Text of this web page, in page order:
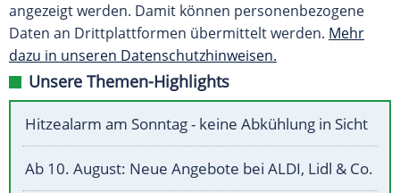
angezeigt werden. Damit können personenbezogene
Daten an Drittplattformen übermittelt werden. Mehr
dazu in unseren Datenschutzhinweisen.
Unsere Themen-Highlights
Hitzealarm am Sonntag - keine Abkühlung in Sicht
Ab 10. August: Neue Angebote bei ALDI, Lidl & Co.